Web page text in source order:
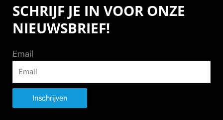
SCHRIJF JE IN VOOR ONZE
NIEUWSBRIEF!
Email
Inschrijven